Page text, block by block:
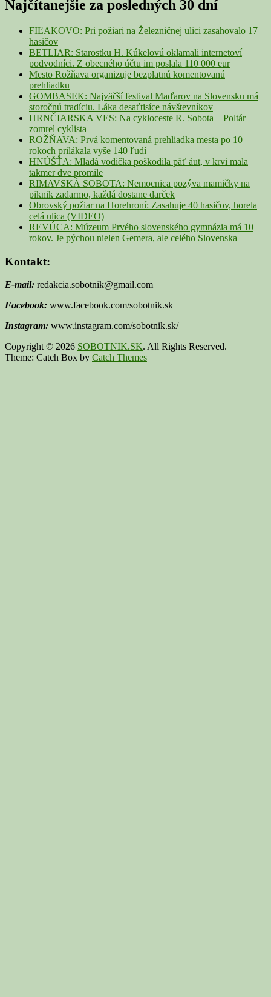
Widget
Area
Najčítanejšie za posledných 30 dní
FIĽAKOVO: Pri požiari na Železničnej ulici zasahovalo 17
hasičov
BETLIAR: Starostku H. Kúkelovú oklamali internetoví
podvodníci. Z obecného účtu im poslala 110 000 eur
Mesto Rožňava organizuje bezplatnú komentovanú
prehliadku
GOMBASEK: Najväčší festival Maďarov na Slovensku má
storočnú tradíciu. Láka desaťtisíce návštevníkov
HRNČIARSKA VES: Na cykloceste R. Sobota – Poltár
zomrel cyklista
ROŽŇAVA: Prvá komentovaná prehliadka mesta po 10
rokoch prilákala vyše 140 ľudí
HNÚŠŤA: Mladá vodička poškodila päť áut, v krvi mala
takmer dve promile
RIMAVSKÁ SOBOTA: Nemocnica pozýva mamičky na
piknik zadarmo, každá dostane darček
Obrovský požiar na Horehroní: Zasahuje 40 hasičov, horela
celá ulica (VIDEO)
REVÚCA: Múzeum Prvého slovenského gymnázia má 10
rokov. Je pýchou nielen Gemera, ale celého Slovenska
Kontakt:
E-mail: redakcia.sobotnik@gmail.com
Facebook: www.facebook.com/sobotnik.sk
Instagram: www.instagram.com/sobotnik.sk/
Copyright © 2026 SOBOTNIK.SK. All Rights Reserved.
Theme: Catch Box by Catch Themes